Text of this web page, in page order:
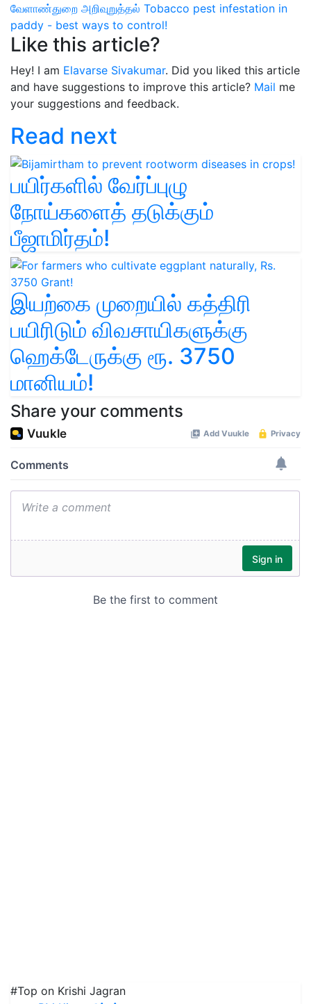
வேளாண்துறை அறிவுறுத்தல் Tobacco pest infestation in
paddy - best ways to control!
Like this article?
Hey! I am Elavarse Sivakumar. Did you liked this article
and have suggestions to improve this article? Mail me
your suggestions and feedback.
Read next
பயிர்களில் வேர்ப்புழு
நோய்களைத் தடுக்கும்
பீஜாமிர்தம்!
இயற்கை முறையில் கத்திரி
பயிரிடும் விவசாயிகளுக்கு
ஹெக்டேருக்கு ரூ. 3750
மானியம்!
Share your comments
#Top on Krishi Jagran